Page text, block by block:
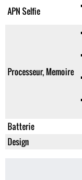
APN Selfie
Processeur, Memoire
Batterie
Design